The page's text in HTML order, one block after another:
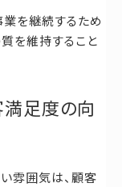
業を継続するため
を維持すること
足度の向
雰囲気は、顧客